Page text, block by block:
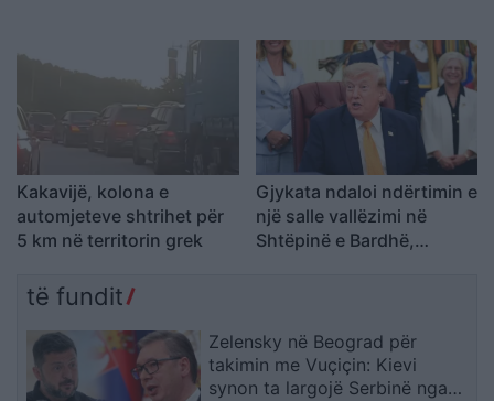
Kakavijë, kolona e
automjeteve shtrihet për
5 km në territorin grek
Gjykata ndaloi ndërtimin e
një salle vallëzimi në
Shtëpinë e Bardhë,
të fundit
Zelensky në Beograd për
takimin me Vuçiçin: Kievi
synon ta largojë Serbinë nga